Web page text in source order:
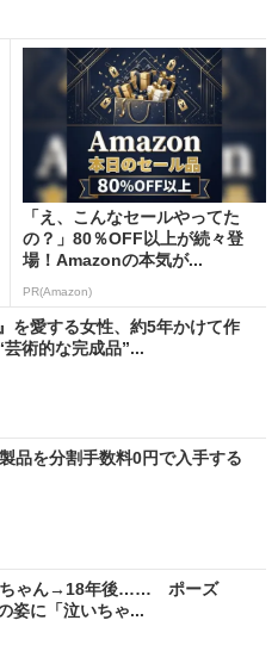
「え、こんなセールやってた
の？」80％OFF以上が続々登
場！Amazonの本気が...
PR(Amazon)
を愛する女性、約5年かけて作
術的な完成品”...
品を分割手数料0円で入手する
ちゃん→18年後…… ポーズ
姿に「泣いちゃ...